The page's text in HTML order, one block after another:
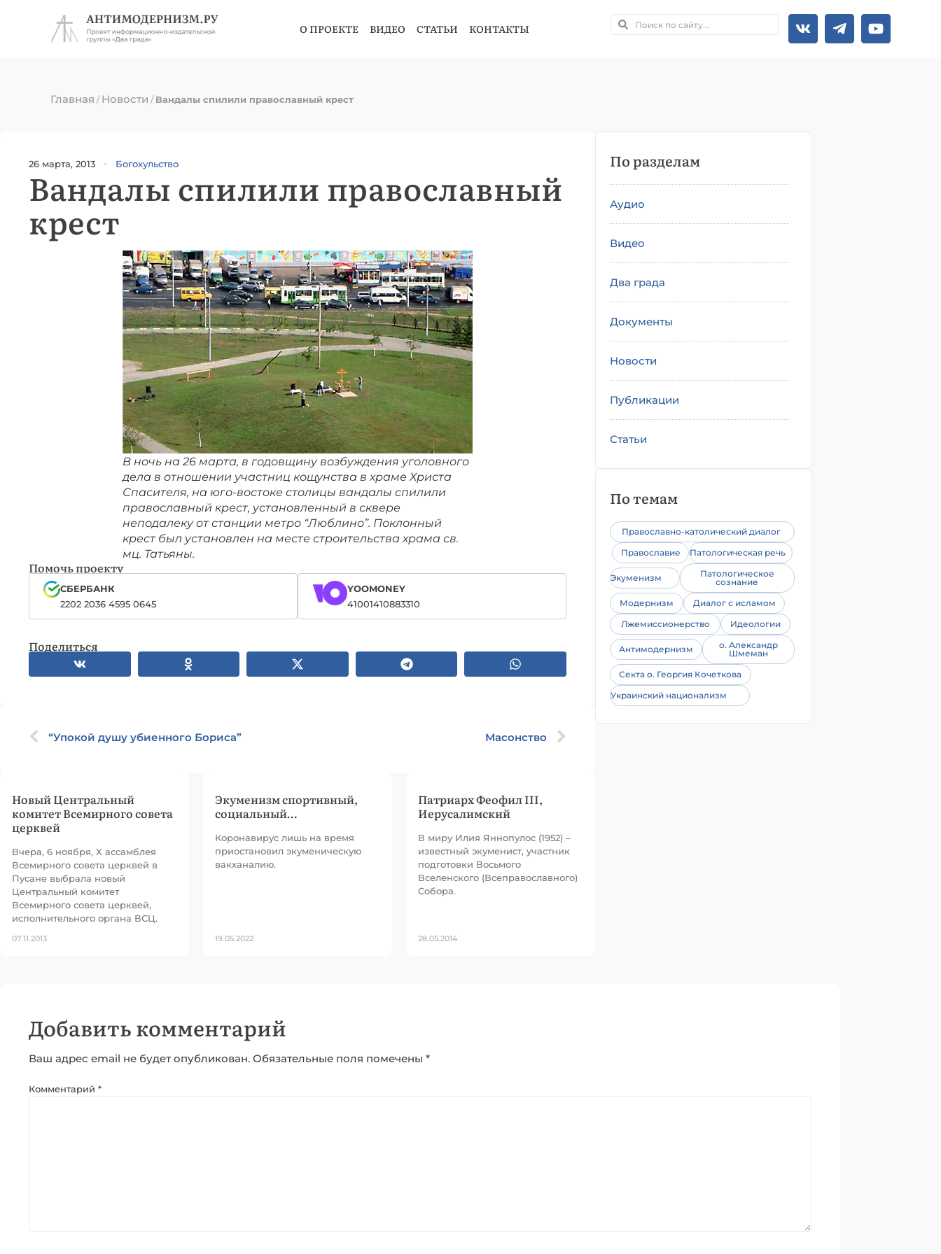
О ПРОЕКТЕ ВИДЕО СТАТЬИ КОНТАКТЫ
Главная /Новости /Вандалы спилили православный крест
26 марта, 2013 Богохульство
Вандалы спилили православный
крест
В ночь на 26 марта, в годовщину возбуждения уголовного
дела в отношении участниц кощунства в храме Христа
Спасителя, на юго-востоке столицы вандалы спилили
православный крест, установленный в сквере
неподалеку от станции метро “Люблино”. Поклонный
крест был установлен на месте строительства храма св.
мц. Татьяны.
Помочь проекту
СБЕРБАНК
2202 2036 4595 0645
YOOMONEY
41001410883310
Поделиться
“Упокой душу убиенного Бориса” Масонство
Новый Центральный
комитет Всемирного совета
церквей
Вчера, 6 ноября, X ассамблея
Всемирного совета церквей в
Пусане выбрала новый
Центральный комитет
Всемирного совета церквей,
исполнительного органа ВСЦ.
07.11.2013
Экуменизм спортивный,
социальный…
Коронавирус лишь на время
приостановил экуменическую
вакханалию.
19.05.2022
Патриарх Феофил III,
Иерусалимский
В миру Илия Яннопулос (1952) –
известный экуменист, участник
подготовки Восьмого
Вселенского (Всеправославного)
Собора.
28.05.2014
По разделам
Аудио
Видео
Два града
Документы
Новости
Публикации
Статьи
По темам
Православно-католический диалог
Православие
Патологическая речь
Экуменизм
Патологическое
сознание
Модернизм
Диалог с исламом
Лжемиссионерство
Идеологии
Антимодернизм
о. Александр
Шмеман
Секта о. Георгия Кочеткова
Украинский национализм
Добавить комментарий
Ваш адрес email не будет опубликован. Обязательные поля помечены *
Комментарий *